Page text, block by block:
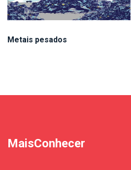
Metais pesados
MaisConhecer